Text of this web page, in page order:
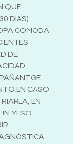
QUE
DIAS)
COMODA
DE
EN CASO
EN
YESO